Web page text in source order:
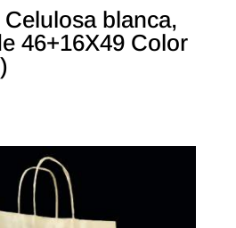
blanca,
46+16X49 Color